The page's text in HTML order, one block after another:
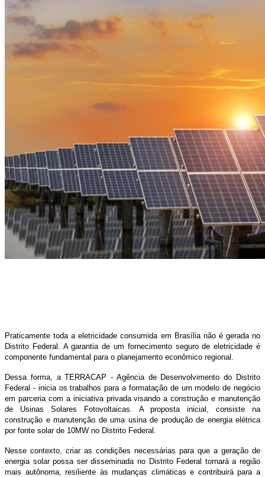
Praticamente toda a eletricidade consumida em Brasília não é gerada no
Distrito Federal. A garantia de um fornecimento seguro de eletricidade é
componente fundamental para o planejamento econômico regional.
Dessa forma, a TERRACAP - Agência de Desenvolvimento do Distrito
Federal - inicia os trabalhos para a formatação de um modelo de negócio
em parceria com a iniciativa privada visando a construção e manutenção
de Usinas Solares Fotovoltaicas. A proposta inicial, consiste na
construção e manutenção de uma usina de produção de energia elétrica
por fonte solar de 10MW no Distrito Federal.
Nesse contexto, criar as condições necessárias para que a geração de
energia solar possa ser disseminada no Distrito Federal tornará a região
mais autônoma, resiliente às mudanças climáticas e contribuirá para a